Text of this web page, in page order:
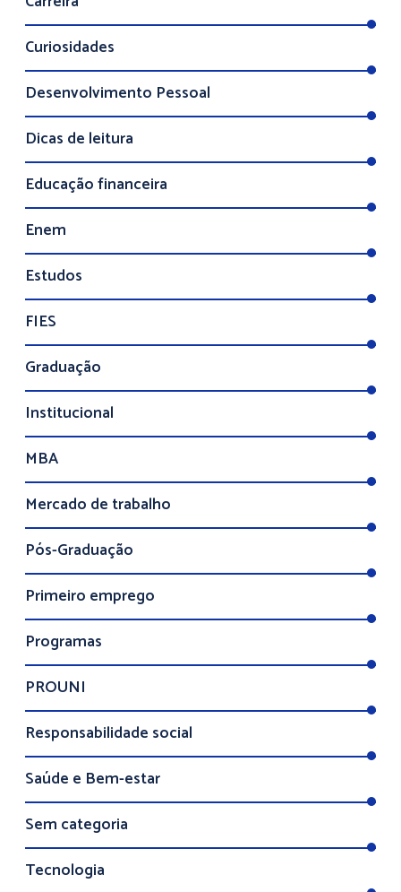
Curiosidades
Desenvolvimento Pessoal
Dicas de leitura
Educação financeira
Enem
Estudos
FIES
Graduação
Institucional
MBA
Mercado de trabalho
Pós-Graduação
Primeiro emprego
Programas
PROUNI
Responsabilidade social
Saúde e Bem-estar
Sem categoria
Tecnologia